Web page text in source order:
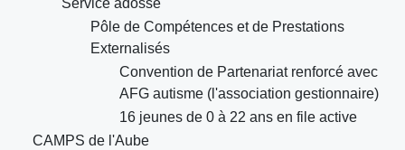
Service adossé
Pôle de Compétences et de Prestations
Externalisés
Convention de Partenariat renforcé avec
AFG autisme (l'association gestionnaire)
16 jeunes de 0 à 22 ans en file active
CAMPS de l'Aube